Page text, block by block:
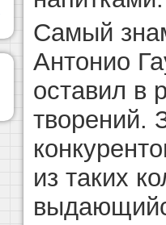
Самый
Антонио
оставил в
творений.
из таких